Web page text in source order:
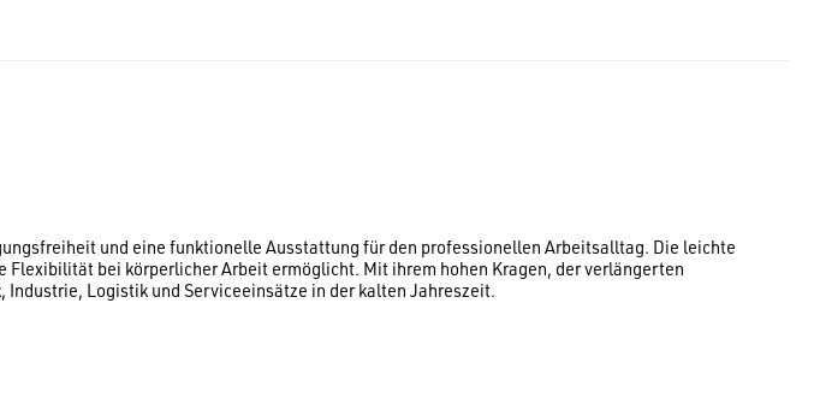
und eine funktionelle Ausstattung für den professionellen Arbeitsalltag. Die leichte
bei körperlicher Arbeit ermöglicht. Mit ihrem hohen Kragen, der verlängerten
Logistik und Serviceeinsätze in der kalten Jahreszeit.